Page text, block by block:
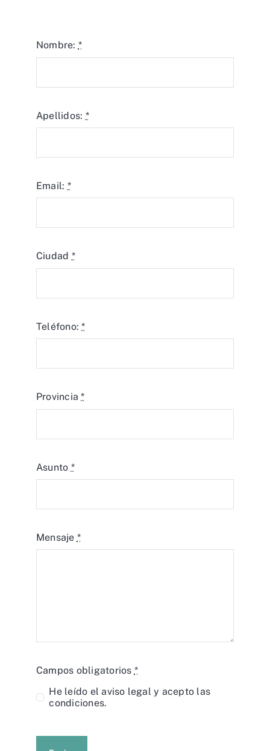
Nombre: *
Apellidos: *
Email: *
Ciudad *
Teléfono:*
Provincia*
Asunto *
Mensaje *
Campos obligatorios *
He leído elaviso legal y acepto las
condiciones.